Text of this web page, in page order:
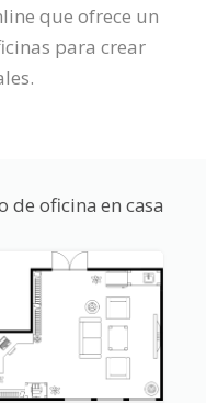
que ofrece un
para crear
de oficina en casa